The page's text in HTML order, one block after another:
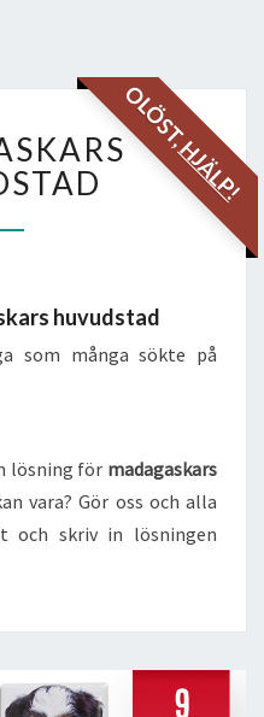
OLÖST,
HJÄLP!
MADAGASKARS
huvudstad
som många sökte på
lösning för madagaskars
vara? Gör oss och alla
och skriv in lösningen